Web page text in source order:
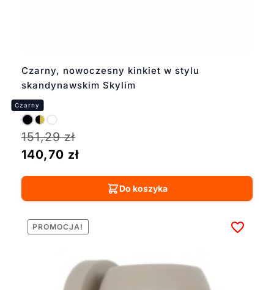
Czarny, nowoczesny kinkiet w stylu
skandynawskim Skylim
151,29zł
140,70 zł
Do koszyka
PROMOCJA!